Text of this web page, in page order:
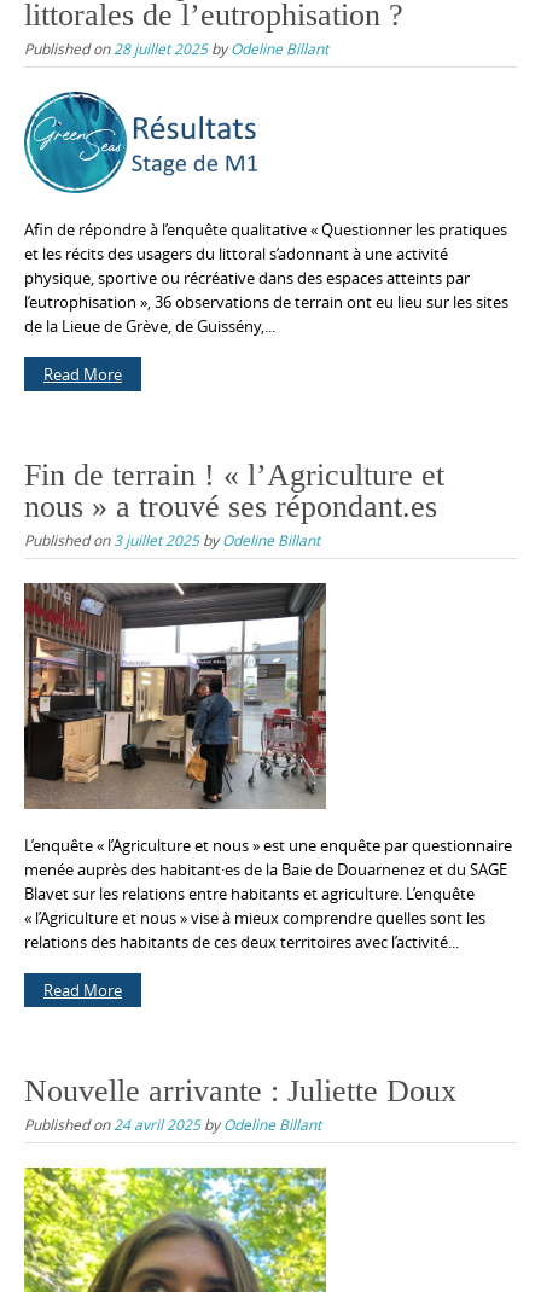
littorales de l’eutrophisation ?
Published on28 juillet 2025byOdeline Billant
Afin de répondre à l’enquête qualitative « Questionner les pratiques
et les récits des usagers du littoral s’adonnant à une activité
physique, sportive ou récréative dans des espaces atteints par
l’eutrophisation », 36 observations de terrain ont eu lieu sur les sites
de la Lieue de Grève, de Guissény,...
Read More
Fin de terrain ! « l’Agriculture et
nous » a trouvé ses répondant.es
Published on 3 juillet 2025byOdeline Billant
L’enquête « l’Agriculture et nous » est une enquête par questionnaire
menée auprès des habitant·es de la Baie de Douarnenez et du SAGE
Blavet sur les relations entre habitants et agriculture. L’enquête
« l’Agriculture et nous » vise à mieux comprendre quelles sont les
relations des habitants de ces deux territoires avec l’activité...
Read More
Nouvelle arrivante : Juliette Doux
Published on24 avril 2025byOdeline Billant